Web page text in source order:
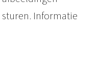
Informatie